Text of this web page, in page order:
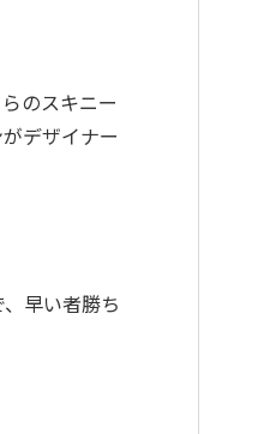
のスキニー
デザイナー
早い者勝ち